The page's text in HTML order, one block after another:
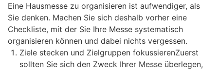
Eine Hausmesse zu organisieren ist aufwendiger, als
Sie denken. Machen Sie sich deshalb vorher eine
Checkliste, mit der Sie Ihre Messe systematisch
organisieren können und dabei nichts vergessen.
Ziele stecken und Zielgruppen fokussierenZuerst
sollten Sie sich den Zweck Ihrer Messe überlegen,